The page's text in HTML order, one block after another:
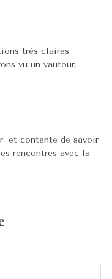
très claires.
vu un vautour.
et contente de savoir
rencontres avec la